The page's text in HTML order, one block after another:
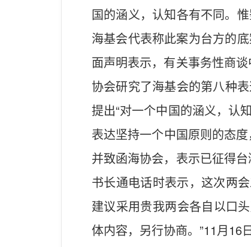
国的涵义，认知各有不同。
海基会代表称此案为台方的
面声明表示，有关事务性商
协会研究了海基会的第八种
提出“对一个中国的涵义，认
表达坚持一个中国原则的态
并致函海协会，表示已征得
书长通电话时表示，这次两
建议采用贵我两会各自以口
体内容，另行协商。”11月16